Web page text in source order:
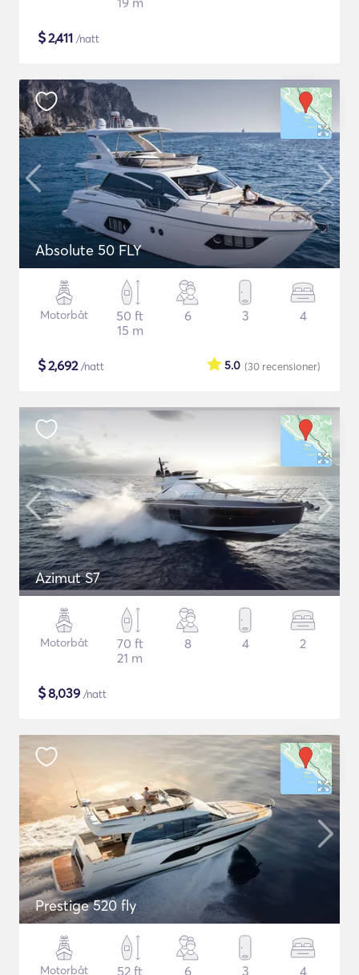
$2,411 /natt
Absolute 50 FLY
Motorbåt
50 ft
15 m
6 3 4
$2,692/natt (30 recensioner)
5.0
Azimut S7
Motorbåt
70 ft
21 m
8 4 2
$8,039 /natt
Prestige 520 fly
Motorbåt
52 ft
6 3 4